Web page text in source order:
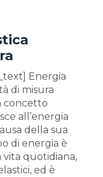
Energia
di misura
concetto
all’energia
della sua
di energia è
quotidiana,
ed è